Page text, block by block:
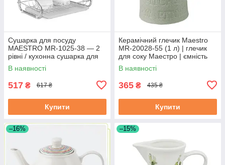
Сушарка для посуду
MAESTRO MR-1025-38 — 2
рівні / кухонна сушарка для
посуду Маестро
В наявності
517 ₴ 617 ₴
Купити
Керамічний глечик Maestro
MR-20028-55 (1 л) | глечик
для соку Маестро | ємність
для води Маестро
В наявності
365 ₴ 435 ₴
Купити
–16% –15%